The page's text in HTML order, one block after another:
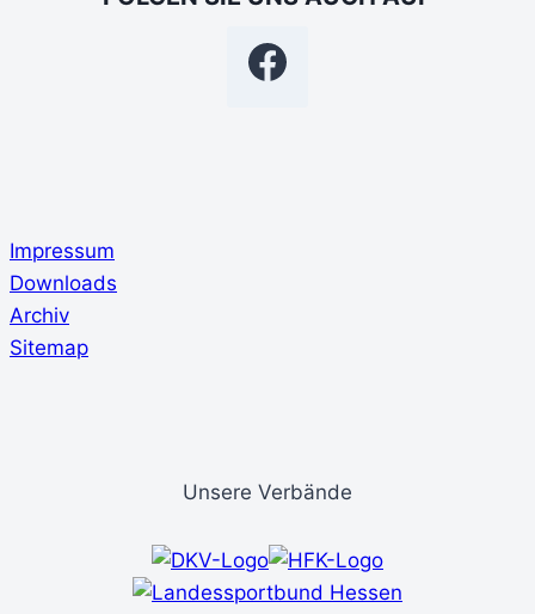
Impressum
Downloads
Archiv
Sitemap
Unsere Verbände